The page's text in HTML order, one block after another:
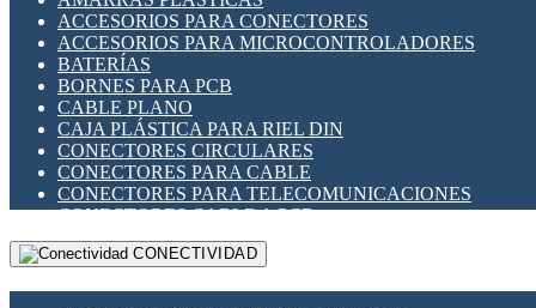
INDICADORES PARA PANEL
INTERFACES DE RELÉ
INTERRUPTORES FIN DE CARRERA
LLAVES CONMUTADORAS
MEDIDORES DE ENERGÍA Y TC'S DE CORRIENTE
MOTORES PASO A PASO
PANTALLAS HMI
PLC -CONTROLADORES LÓGICO PROGRAMABLES
PROGRAMADORES DE HORARIO
RELÉS DE PROTECCIÓN
SENSORES CAPACITIVOS
ACCESORIOS PARA CONECTORES
ACCESORIOS PARA MICROCONTROLADORES
BATERÍAS
BORNES PARA PCB
CABLE PLANO
CAJA PLÁSTICA PARA RIEL DIN
CONECTORES CIRCULARES
CONECTORES PARA CABLE
CONECTORES PARA TELECOMUNICACIONES
CONECTORES CABLE A PCB
CONECTORES PCB A CABLE
DIP SWITCHESCONECTIVIDAD